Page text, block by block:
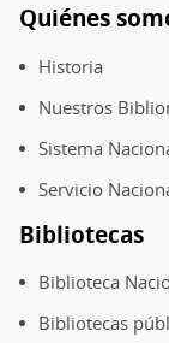
Pie
de
página
Quiénes
Historia
Nuestros
Sistema
Servicio
Bibliotecas
Biblioteca
Bibliotecas